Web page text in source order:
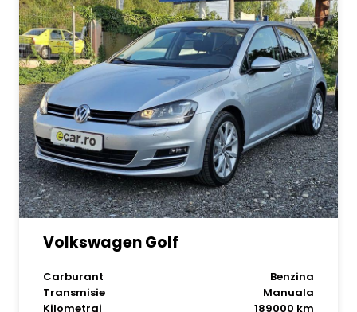
Volkswagen Golf
Carburant
Benzina
Transmisie
Manuala
Kilometraj
189000 km